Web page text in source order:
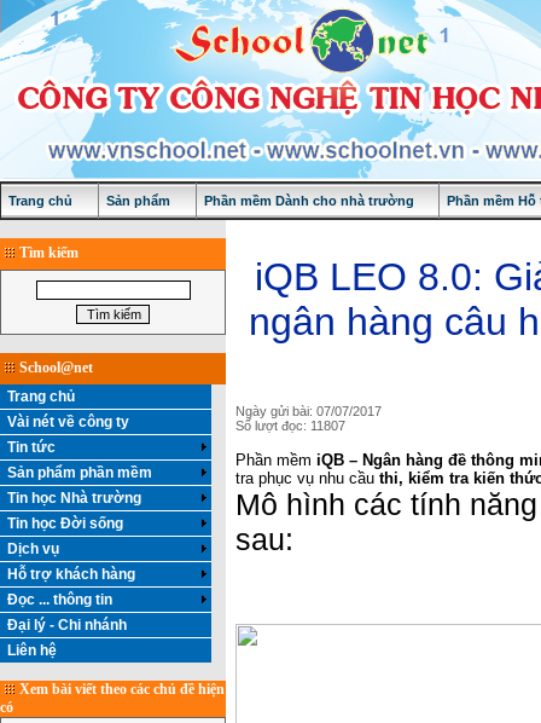
Trang chủ Sản phẩm Phần mềm Dành cho nhà trường Phần mềm
Tìm kiếm
School@net
Trang chủ
Vài nét về công ty
Tin tức
Sản phẩm phần mềm
Tin học Nhà trường
Tin học Đời sống
Dịch vụ
Hỗ trợ khách hàng
Đọc ... thông tin
Đại lý - Chi nhánh
Liên hệ
Xem bài viết theo các chủ đề hiện
có
iQB LEO 8.0:
ngân hàng câu
Ngày gửi bài: 07/07/2017
Số lượt đọc: 11807
Phần mềm iQB – Ngân hàng đề thông
tra phục vụ nhu cầu thi, kiểm tra kiến
Mô hình các tính
sau: